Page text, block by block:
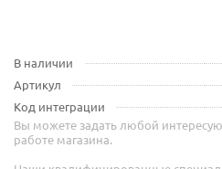
В наличии
Артикул
Код интеграции
Вы можете задать любой
работе магазина.